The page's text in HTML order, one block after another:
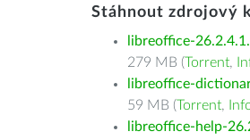
Stáhnout zdrojový
libreoffice-
279 MB (Torrent,
libreoffice-
59 MB (Torrent,
libreoffice-help-